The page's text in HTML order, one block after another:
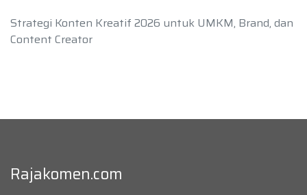
Strategi Konten Kreatif 2026 untuk UMKM, Brand, dan
Content Creator
Rajakomen.com